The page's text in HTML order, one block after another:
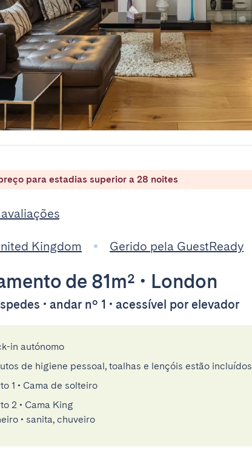
para estadias superior a 28 noites
avaliações
Kingdom Gerido pela GuestReady
de 81m² • London
• andar nº 1 • acessível por elevador
in autónomo
de higiene pessoal, toalhas e lençóis estão incluídos
1 • Cama de solteiro
2 • Cama King
• sanita, chuveiro